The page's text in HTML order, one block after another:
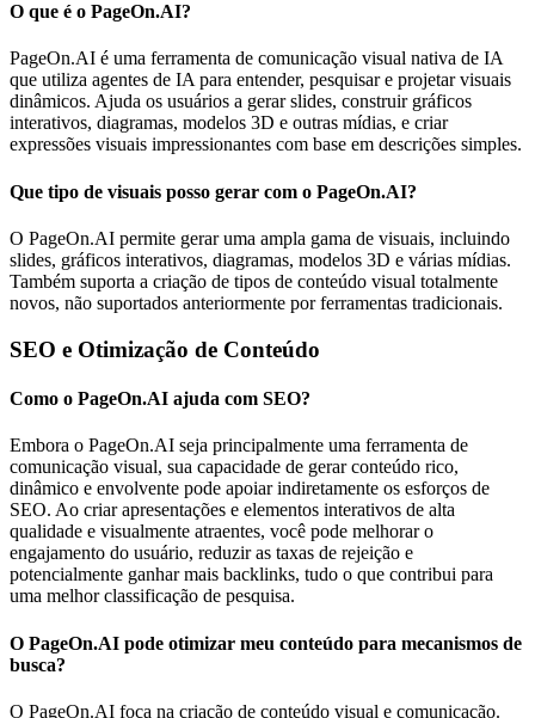
O que é o PageOn.AI?
PageOn.AI é uma ferramenta de comunicação visual nativa de IA
que utiliza agentes de IA para entender, pesquisar e projetar visuais
dinâmicos. Ajuda os usuários a gerar slides, construir gráficos
interativos, diagramas, modelos 3D e outras mídias, e criar
expressões visuais impressionantes com base em descrições simples.
Que tipo de visuais posso gerar com o PageOn.AI?
O PageOn.AI permite gerar uma ampla gama de visuais, incluindo
slides, gráficos interativos, diagramas, modelos 3D e várias mídias.
Também suporta a criação de tipos de conteúdo visual totalmente
novos, não suportados anteriormente por ferramentas tradicionais.
SEO e Otimização de Conteúdo
Como o PageOn.AI ajuda com SEO?
Embora o PageOn.AI seja principalmente uma ferramenta de
comunicação visual, sua capacidade de gerar conteúdo rico,
dinâmico e envolvente pode apoiar indiretamente os esforços de
SEO. Ao criar apresentações e elementos interativos de alta
qualidade e visualmente atraentes, você pode melhorar o
engajamento do usuário, reduzir as taxas de rejeição e
potencialmente ganhar mais backlinks, tudo o que contribui para
uma melhor classificação de pesquisa.
O PageOn.AI pode otimizar meu conteúdo para mecanismos de
busca?
O PageOn.AI foca na criação de conteúdo visual e comunicação.